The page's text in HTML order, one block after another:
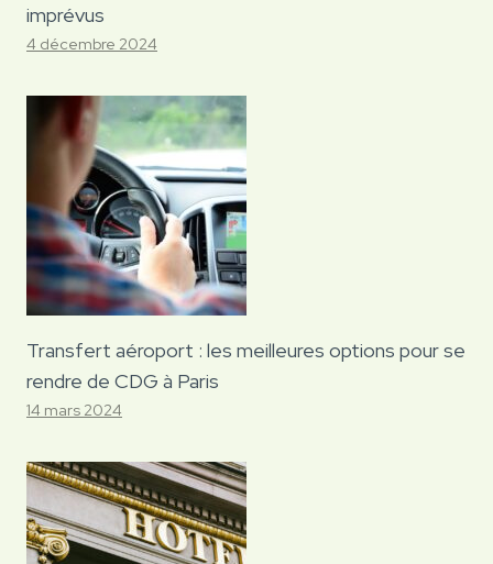
imprévus
4 décembre 2024
Transfert aéroport : les meilleures options pour se
rendre de CDG à Paris
14 mars 2024